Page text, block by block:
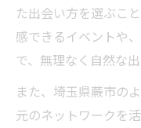
た出会い方を選ぶこ
感できるイベントや
で、無理なく自然な
また、埼玉県蕨市の
元のネットワークを